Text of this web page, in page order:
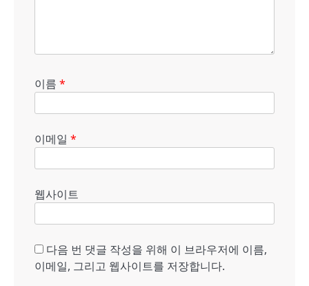
이름 *
이메일 *
웹사이트
다음 번 댓글 작성을 위해 이 브라우저에 이름,
이메일, 그리고 웹사이트를 저장합니다.